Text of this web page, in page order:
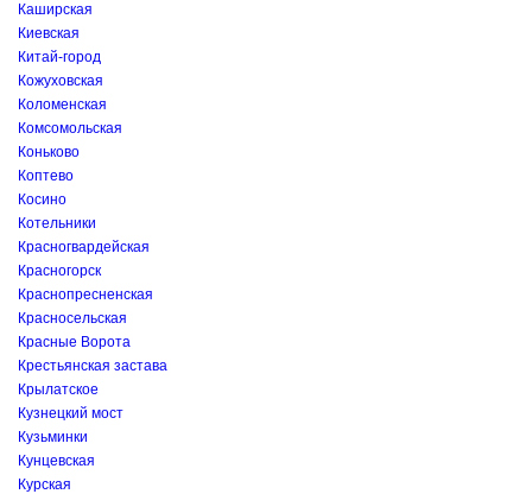
Каширская
Киевская
Китай-город
Кожуховская
Коломенская
Комсомольская
Коньково
Коптево
Косино
Котельники
Красногвардейская
Красногорск
Краснопресненская
Красносельская
Красные Ворота
Крестьянская застава
Крылатское
Кузнецкий мост
Кузьминки
Кунцевская
Курская